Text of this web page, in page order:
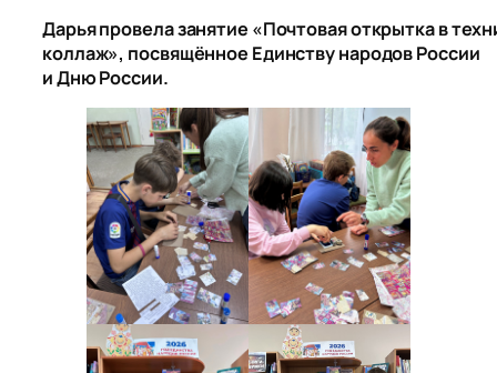
Дарья провела занятие «Почтовая открытка в
коллаж», посвящённое Единству народов России
и Дню России.